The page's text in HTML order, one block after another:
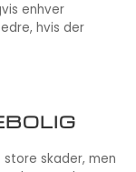
enhver
hvis der
skader, men